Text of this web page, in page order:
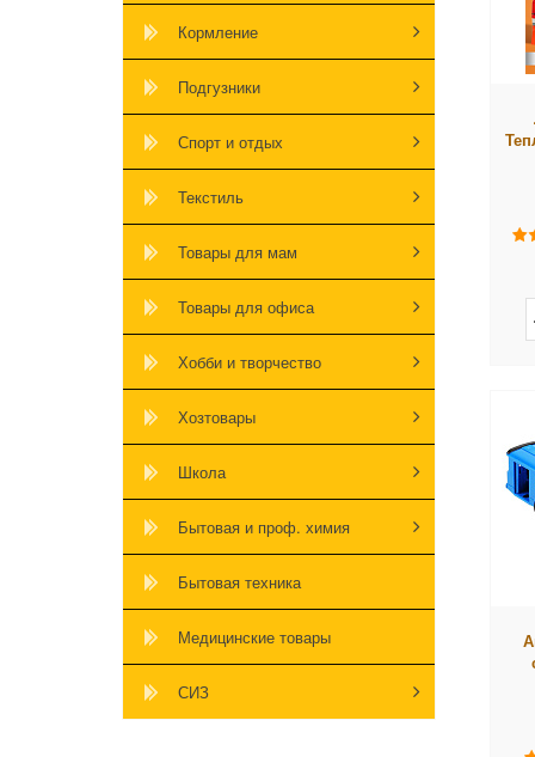
Кормление
Подгузники
Спорт и отдых
Текстиль
Товары для мам
Товары для офиса
Хобби и творчество
Хозтовары
Школа
Бытовая и проф. химия
Бытовая техника
Медицинские товары
СИЗ